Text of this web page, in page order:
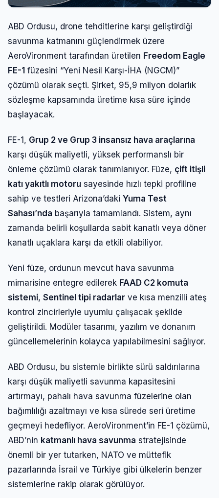
ABD Ordusu, drone tehditlerine karşı geliştirdiği
savunma katmanını güçlendirmek üzere
AeroVironment tarafından üretilen Freedom Eagle
FE-1 füzesini “Yeni Nesil Karşı-İHA (NGCM)”
çözümü olarak seçti. Şirket, 95,9 milyon dolarlık
sözleşme kapsamında üretime kısa süre içinde
başlayacak.
FE-1, Grup 2 ve Grup 3 insansız hava araçlarına
karşı düşük maliyetli, yüksek performanslı bir
önleme çözümü olarak tanımlanıyor. Füze, çift itişli
katı yakıtlı motoru sayesinde hızlı tepki profiline
sahip ve testleri Arizona’daki Yuma Test
Sahası’nda başarıyla tamamlandı. Sistem, aynı
zamanda belirli koşullarda sabit kanatlı veya döner
kanatlı uçaklara karşı da etkili olabiliyor.
Yeni füze, ordunun mevcut hava savunma
mimarisine entegre edilerek FAAD C2 komuta
sistemi, Sentinel tipi radarlar ve kısa menzilli ateş
kontrol zincirleriyle uyumlu çalışacak şekilde
geliştirildi. Modüler tasarımı, yazılım ve donanım
güncellemelerinin kolayca yapılabilmesini sağlıyor.
ABD Ordusu, bu sistemle birlikte sürü saldırılarına
karşı düşük maliyetli savunma kapasitesini
artırmayı, pahalı hava savunma füzelerine olan
bağımlılığı azaltmayı ve kısa sürede seri üretime
geçmeyi hedefliyor. AeroVironment’in FE-1 çözümü,
ABD’nin katmanlı hava savunma stratejisinde
önemli bir yer tutarken, NATO ve müttefik
pazarlarında İsrail ve Türkiye gibi ülkelerin benzer
sistemlerine rakip olarak görülüyor.